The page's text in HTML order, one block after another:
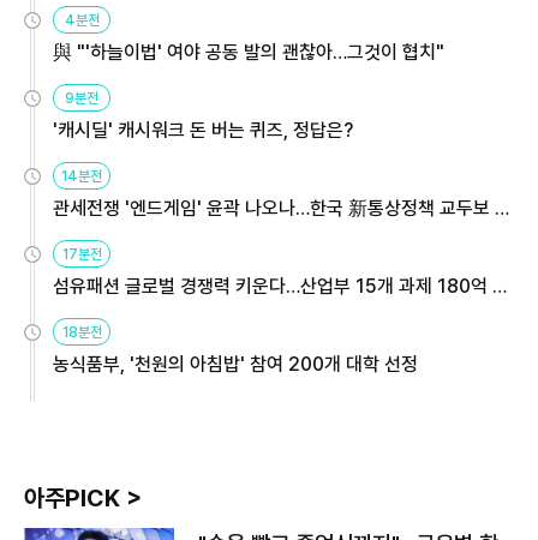
4분전
與 "'하늘이법' 여야 공동 발의 괜찮아…그것이 협치"
9분전
'캐시딜' 캐시워크 돈 버는 퀴즈, 정답은?
14분전
관세전쟁 '엔드게임' 윤곽 나오나…한국 新통상정책 교두보 활
17분전
섬유패션 글로벌 경쟁력 키운다…산업부 15개 과제 180억 지
18분전
농식품부, '천원의 아침밥' 참여 200개 대학 선정
아주PICK >